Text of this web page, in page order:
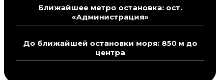
Ближайшее метро остановка: ост.
«Администрация»
До ближайшей остановки моря: 850 м до
центра